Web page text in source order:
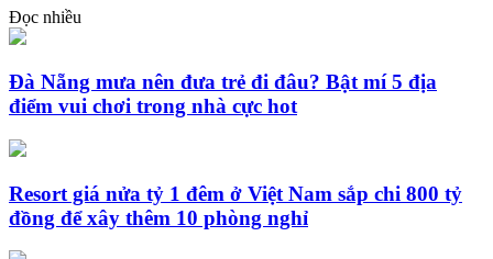
Đọc nhiều
Đà Nẵng mưa nên đưa trẻ đi đâu? Bật mí 5 địa
điểm vui chơi trong nhà cực hot
Resort giá nửa tỷ 1 đêm ở Việt Nam sắp chi 800 tỷ
đồng để xây thêm 10 phòng nghỉ